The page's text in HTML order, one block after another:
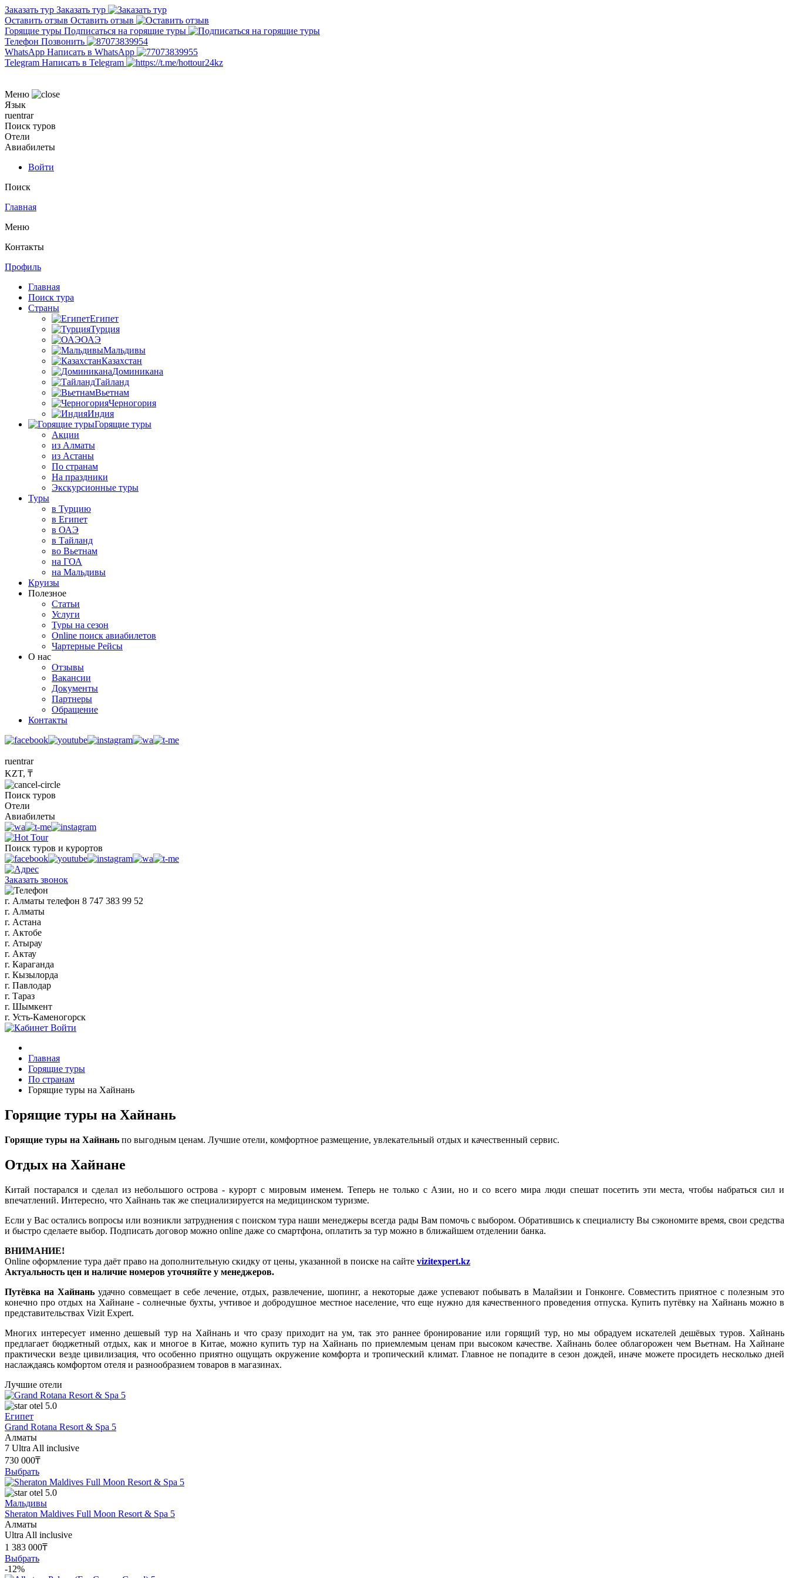
Заказать тур Заказать тур
Оставить отзыв Оставить отзыв
Горящие туры Подписаться на горящие туры
Телефон Позвонить
WhatsApp Написать в WhatsApp
Telegram Написать в Telegram
Меню
Язык
ruentrar
Поиск туров
Отели
Авиабилеты
Войти
Поиск
Главная
Меню
Контакты
Профиль
Главная
Поиск тура
Страны
Египет
Турция
ОАЭ
Мальдивы
Казахстан
Доминикана
Тайланд
Вьетнам
Черногория
Индия
Горящие туры
Акции
из Алматы
из Астаны
По странам
На праздники
Экскурсионные туры
Туры
в Турцию
в Египет
в ОАЭ
в Тайланд
во Вьетнам
на ГОА
на Мальдивы
Круизы
Полезное
Статьи
Услуги
Туры на сезон
Online поиск авиабилетов
Чартерные Рейсы
О нас
Отзывы
Вакансии
Документы
Партнеры
Обращение
Контакты
ruentrar
KZT, ₸
Поиск туров
Отели
Авиабилеты
Поиск туров и курортов
Заказать звонок
г. Алматы телефон 8 747 383 99 52
г. Алматы
г. Астана
г. Актобе
г. Атырау
г. Актау
г. Караганда
г. Кызылорда
г. Павлодар
г. Тараз
г. Шымкент
г. Усть-Каменогорск
Войти
Главная
Горящие туры
По странам
Горящие туры на Хайнань
Горящие туры на Хайнань
Горящие туры на Хайнань по выгодным ценам. Лучшие отели, комфортное размещение, увлекательный отдых и качественный сервис.
Отдых на Хайнане
Китай постарался и сделал из небольшого острова - курорт с мировым именем. Теперь не только с Азии, но и со всего мира люди спешат посетить эти места, чтобы набраться сил и
впечатлений. Интересно, что Хайнань так же специализируется на медицинском туризме.
Если у Вас остались вопросы или возникли затруднения с поиском тура наши менеджеры всегда рады Вам помочь с выбором. Обратившись к специалисту Вы сэкономите время, свои средства
и быстро сделаете выбор. Подписать договор можно online даже со смартфона, оплатить за тур можно в ближайшем отделении банка.
ВНИМАНИЕ!
Online оформление тура даёт право на дополнительную скидку от цены, указанной в поиске на сайте vizitexpert.kz
Актуальность цен и наличие номеров уточняйте у менеджеров.
Путёвка на Хайнаньудачно совмещает в себе лечение, отдых, развлечение, шопинг, а некоторые даже успевают побывать в Малайзии и Гонконге. Совместить приятное с полезным это
конечно про отдых на Хайнане - солнечные бухты, учтивое и добродушное местное население, что еще нужно для качественного проведения отпуска. Купить путёвку на Хайнань можно в
представительствах Vizit Expert.
Многих интересует именно дешевый тур на Хайнань и что сразу приходит на ум, так это раннее бронирование или горящий тур, но мы обрадуем искателей дешёвых туров. Хайнань
предлагает бюджетный отдых, как и многое в Китае, можно купить тур на Хайнань по приемлемым ценам при высоком качестве. Хайнань более облагорожен чем Вьетнам. На Хайнане
практически везде цивилизация, что особенно приятно ощущать окружение комфорта и тропический климат. Главное не попадите в сезон дождей, иначе можете просидеть несколько дней
наслаждаясь комфортом отеля и разнообразием товаров в магазинах.
Лучшие отели
5.0
Египет
Grand Rotana Resort & Spa 5
Алматы
7 Ultra All inclusive
730 000₸
Выбрать
5.0
Мальдивы
Sheraton Maldives Full Moon Resort & Spa 5
Алматы
Ultra All inclusive
1 383 000₸
Выбрать
-12%